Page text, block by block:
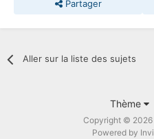
Partager
Aller sur la liste des sujets
Thème
Copyright ©
Powered by